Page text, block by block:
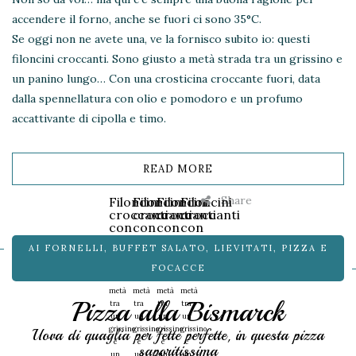
accendere il forno, anche se fuori ci sono 35°C.
Se oggi non ne avete una, ve la fornisco subito io: questi
filoncini croccanti. Sono giusto a metà strada tra un grissino e
un panino lungo… Con una crosticina croccante fuori, data
dalla spennellatura con olio e pomodoro e un profumo
accattivante di cipolla e timo.
READ MORE
Share
Filoncini
croccanti
con
cipolla
e
metà
tra
un
grissino
e
un
Filoncini
croccanti
con
cipolla
e
timo
metà
tra
un
grissino
e
un
Filoncini
croccanti
con
cipolla
e
timo
metà
tra
un
grissino
e
un
Filoncini
croccanti
con
cipolla
e
timo
metà
tra
un
grissino
e
un
AI FORNELLI, BUFFET SALATO, LIEVITATI,
PIZZA E
FOCACCE
Pizza alla Bismarck
Uova di quaglia per fette perfette, in questa pizza
saporitissima